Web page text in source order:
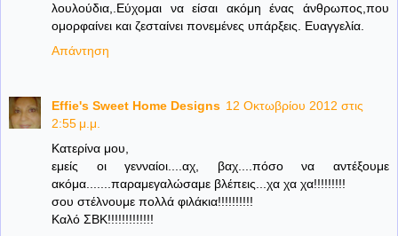
λουλούδια,.Εύχομαι να είσαι ακόμη ένας άνθρωπος,που
ομορφαίνει και ζεσταίνει πονεμένες υπάρξεις. Ευαγγελία.
Απάντηση
Effie's Sweet Home Designs 12 Οκτωβρίου 2012 στις
2:55 μ.μ.
Κατερίνα μου,
εμείς οι γενναίοι....αχ, βαχ....πόσο να αντέξουμε
ακόμα.......παραμεγαλώσαμε βλέπεις...χα χα χα!!!!!!!!!
σου στέλνουμε πολλά φιλάκια!!!!!!!!!!
Καλό ΣΒΚ!!!!!!!!!!!!!